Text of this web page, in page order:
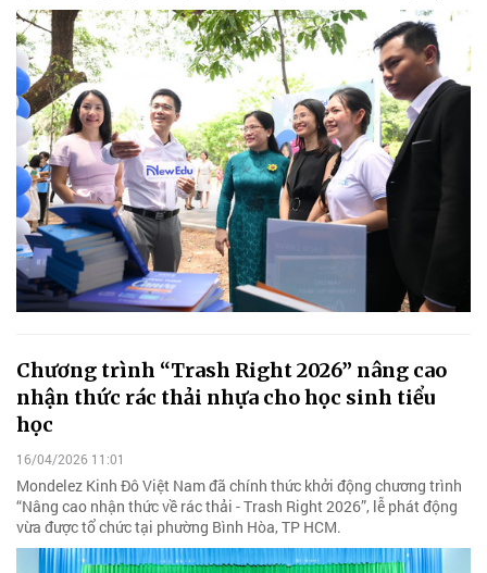
Chương trình “Trash Right 2026” nâng cao
nhận thức rác thải nhựa cho học sinh tiểu
học
16/04/2026 11:01
Mondelez Kinh Đô Việt Nam đã chính thức khởi động chương trình
“Nâng cao nhận thức về rác thải - Trash Right 2026”, lễ phát động
vừa được tổ chức tại phường Bình Hòa, TP HCM.